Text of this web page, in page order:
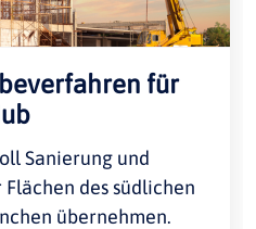
für
Sanierung und
des südlichen
übernehmen.